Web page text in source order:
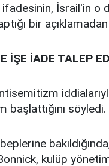
İsrail'in o
bir
İŞE İADE TALEP
başlattığını söyledi.
kulüp